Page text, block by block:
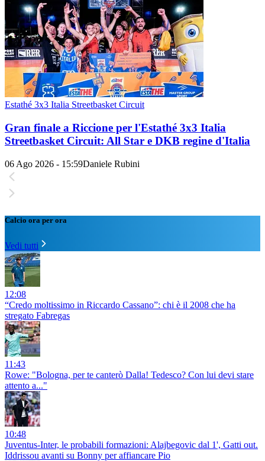
Estathé 3x3 Italia Streetbasket Circuit
Gran finale a Riccione per l'Estathé 3x3 Italia
Streetbasket Circuit: All Star e DKB regine d'Italia
06 Ago 2026 - 15:59Daniele Rubini
Calcio ora per ora
Vedi tutti
12:08
“Credo moltissimo in Riccardo Cassano”: chi è il 2008 che ha
stregato Fabregas
11:43
Rowe: "Bologna, per te canterò Dalla! Tedesco? Con lui devi stare
attento a..."
10:48
Juventus-Inter, le probabili formazioni: Alajbegovic dal 1', Gatti out.
Iddrissou avanti su Bonny per affiancare Pio